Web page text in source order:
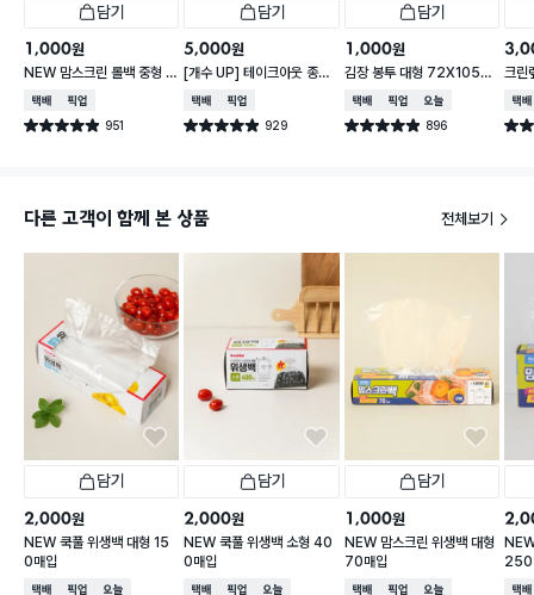
담기
1,000원
NEW 맘스크린 롤백 중형 1
30매입
택배배송매장픽업
별점 4.9점 951
건 작성
담기
5,000원
[개수 UP] 테이크아웃 종이
컵 380 ml 120개입
택배배송매장픽업
별점 4.9점 929
건 작성
담기
1,000원
김장 봉투 대형 72X105c
m 3매
택배배송매장픽업오늘배송
별점 4.9점 896
건 작성
크린
택배
별점
다른 고객이 함께 본 상품 전체보기
담기
2,000원
NEW 쿡풀 위생백 대형 15
0매입
택배배송매장픽업오늘배송
담기
2,000원
NEW 쿡풀 위생백 소형 40
0매입
택배배송매장픽업오늘배송
담기
1,000원
NEW 맘스크린 위생백 대형
70매입
택배배송매장픽업오늘배송
250
택배